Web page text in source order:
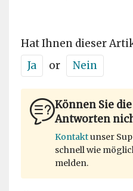
Hat Ihnen dieser
Ja
or Nein
Können Sie
Antworten
Kontaktunser
schnell wie
melden.